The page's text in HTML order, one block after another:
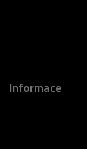
Informace